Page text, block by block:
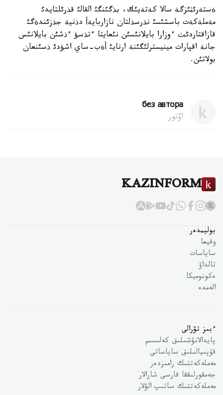
ةستةرئثئزگة سالا كةتةيئك، بذگئنگئ القالئ قذرئلتايدئ
مةملةكةت باسشئسئ نذرسذلتان نازاربايةأ دذنية جذزئندةگئ
قازاقتاردئث ءوزارا بايلانئسئن نئعايتا ءتذسؤ ءذشئن بايلانئس
جانة اقپارات مينيسترلئگئنة ارنايئ أةب-ساي اشؤدئ ذسئنعان
بولاتئن.
без автора
اۆتور
KAZINFORM
بوليمدەر
وقيعا
ساياسات
تالداۋ
ەكونوميكا
الەمدە
ءبىز تۋرالى
پايدالانۋشىلىق كەلىسىم
قۇپىيالىلىق ساياساتى
مەملەكەتتىك رامىزدەر
جەمقورلىققا قارسى شارالار
مەملەكەتتىك ساتىپ الۋلار